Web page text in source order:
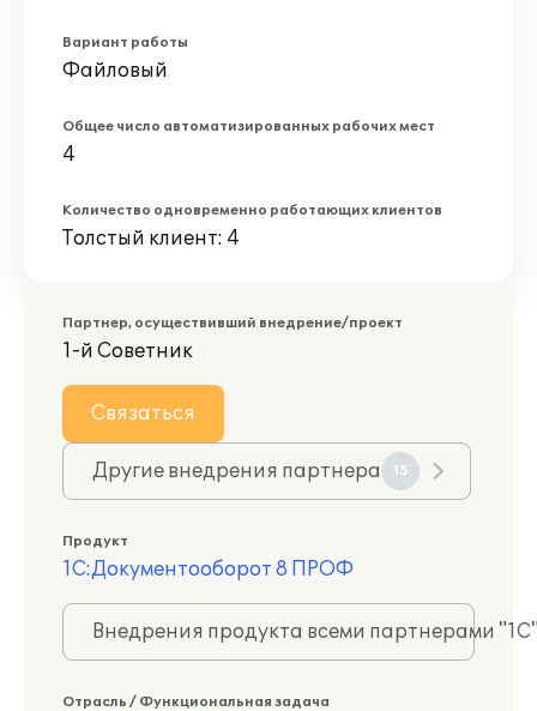
Вариант работы
Файловый
Общее число автоматизированных рабочих мест
4
Количество одновременно работающих клиентов
Толстый клиент: 4
Партнер, осуществивший внедрение/проект
1-й Советник
Связаться
Другие внедрения партнера 15
Продукт
1С:Документооборот 8 ПРОФ
Внедрения продукта всеми партнерами
Отрасль / Функциональная задача